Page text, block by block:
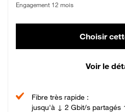
Engagement 12 mois
Choisir
Voir le
Fibre très rapide :
jusqu'à ↓ 2 Gbit/s partagés